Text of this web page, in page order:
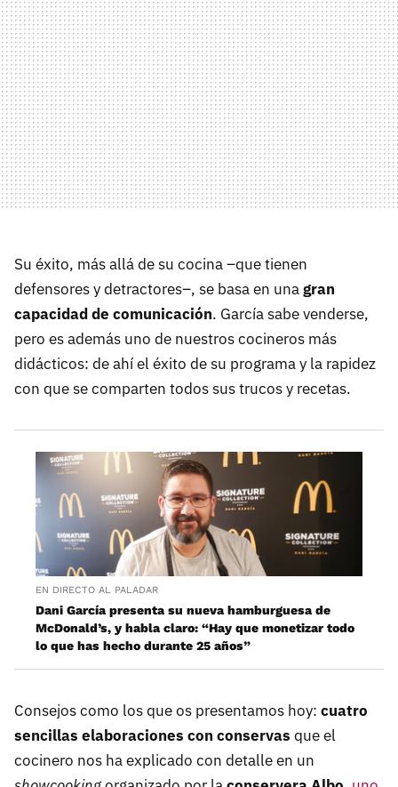
Su éxito, más allá de su cocina –que tienen
defensores y detractores–, se basa en unagran
capacidad de comunicación. García sabe venderse,
pero es además uno de nuestros cocineros más
didácticos: de ahí el éxito de su programa y la rapidez
con que se comparten todos sus trucos y recetas.
EN DIRECTO AL PALADAR
Dani García presenta su nueva hamburguesa de
McDonald’s, y habla claro: “Hay que monetizar todo
lo que has hecho durante 25 años”
Consejos como los que os presentamos hoy: cuatro
sencillas elaboraciones con conservas que el
cocinero nos ha explicado con detalle en un